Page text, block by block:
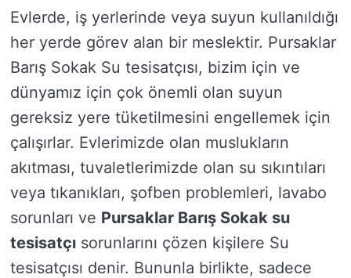
Evlerde, iş yerlerinde veya suyun kullanıldığı
her yerde görev alan bir meslektir. Pursaklar
Barış Sokak Su tesisatçısı, bizim için ve
dünyamız için çok önemli olan suyun
gereksiz yere tüketilmesini engellemek için
çalışırlar. Evlerimizde olan muslukların
akıtması, tuvaletlerimizde olan su sıkıntıları
veya tıkanıkları, şofben problemleri, lavabo
sorunları ve Pursaklar Barış Sokak su
tesisatçı sorunlarını çözen kişilere Su
tesisatçısı denir. Bununla birlikte, sadece